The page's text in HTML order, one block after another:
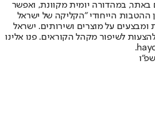
באתר, במהדורה יומית מקוונת, ואפשר
ההטבות הייחודי "הקליקה של ישראל
ומבצעים על מוצרים ושירותים. ישראל
לשיפור מקהל הקוראים. פנו אלינו